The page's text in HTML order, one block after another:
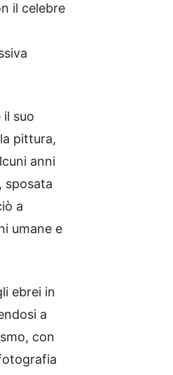
il celebre
suo
pittura,
anni
sposata
a
umane e
ebrei in
a
con